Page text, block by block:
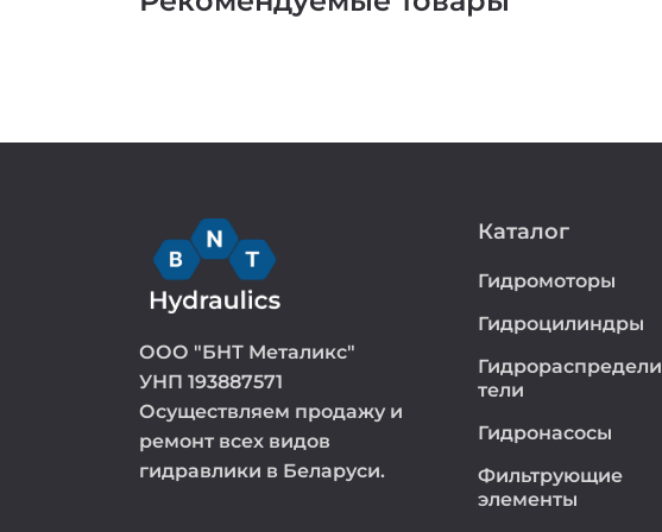
ООО "БНТ Металикс"
УНП 193887571
Осуществляем продажу и
ремонт всех видов
гидравлики в Беларуси.
Каталог
Гидромоторы
Гидроцилиндры
Гидрораспредели
тели
Гидронасосы
Фильтрующие
элементы